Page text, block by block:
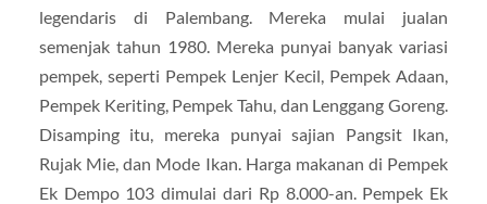
legendaris di Palembang. Mereka mulai jualan
semenjak tahun 1980. Mereka punyai banyak variasi
pempek, seperti Pempek Lenjer Kecil, Pempek Adaan,
Pempek Keriting, Pempek Tahu, dan Lenggang Goreng.
Disamping itu, mereka punyai sajian Pangsit Ikan,
Rujak Mie, dan Mode Ikan. Harga makanan di Pempek
Ek Dempo 103 dimulai dari Rp 8.000-an. Pempek Ek